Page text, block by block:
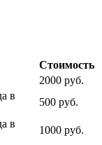
Стоимость
2000 руб.
в
500 руб.
в
1000 руб.